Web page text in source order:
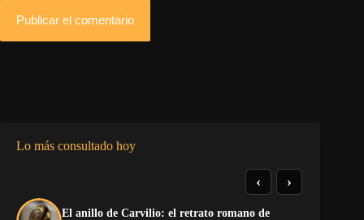
Publicar el comentario
Lo más consultado hoy
El anillo de Carvilio: el retrato romano de
‹ ›